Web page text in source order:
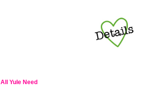
All Yule Need